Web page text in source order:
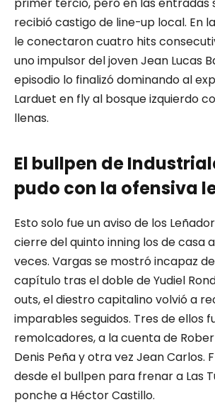
primer tercio, pero en las entradas
recibió castigo de line-up local. En
le conectaron cuatro hits
uno impulsor del joven Jean Lucas
episodio lo finalizó dominando al
Larduet en fly al bosque izquierdo
llenas.
El bullpen de
pudo con la ofensiva
Esto solo fue un aviso de los
cierre del quinto inning los de casa
veces. Vargas se mostró incapaz
capítulo tras el doble de Yudiel
outs, el diestro capitalino volvió a
imparables seguidos. Tres de ellos
remolcadores, a la cuenta de
Denis Peña y otra vez Jean Carlos.
desde el bullpen para frenar a Las
ponche a Héctor Castillo.